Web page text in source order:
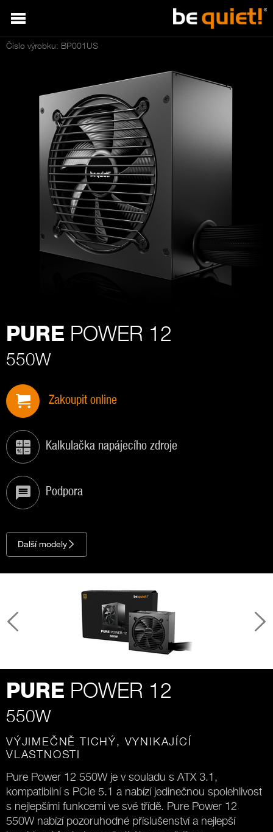
Číslo výrobku: BP001US
PURE POWER 12
550W
Zakoupit online
Kalkulačka napájecího zdroje
Podpora
Další modely
PURE POWER 12
550W
VÝJIMEČNĚ TICHÝ, VYNIKAJÍCÍ
VLASTNOSTI
Pure Power 12 550W je v souladu s ATX 3.1,
kompatibilní s PCIe 5.1 a nabízí jedinečnou spolehlivost
s nejlepšími funkcemi ve své třídě. Pure Power 12
550W nabízí pozoruhodné příslušenství a nejlepší